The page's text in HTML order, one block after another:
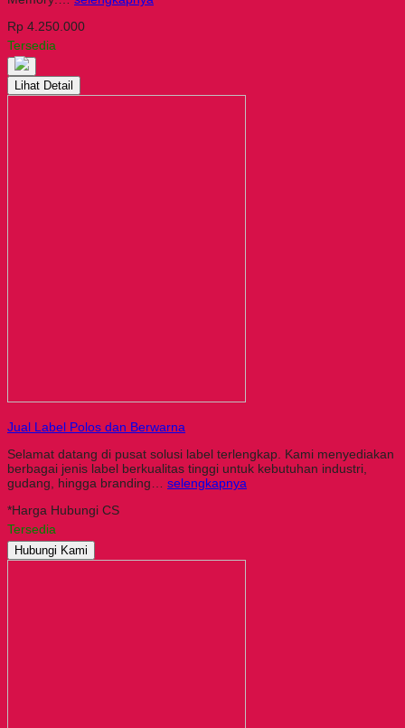
Rp 4.250.000
Tersedia
Lihat Detail
Jual Label Polos dan Berwarna
Selamat datang di pusat solusi label terlengkap. Kami menyediakan
berbagai jenis label berkualitas tinggi untuk kebutuhan industri,
gudang, hingga branding… selengkapnya
*Harga Hubungi CS
Tersedia
Hubungi Kami